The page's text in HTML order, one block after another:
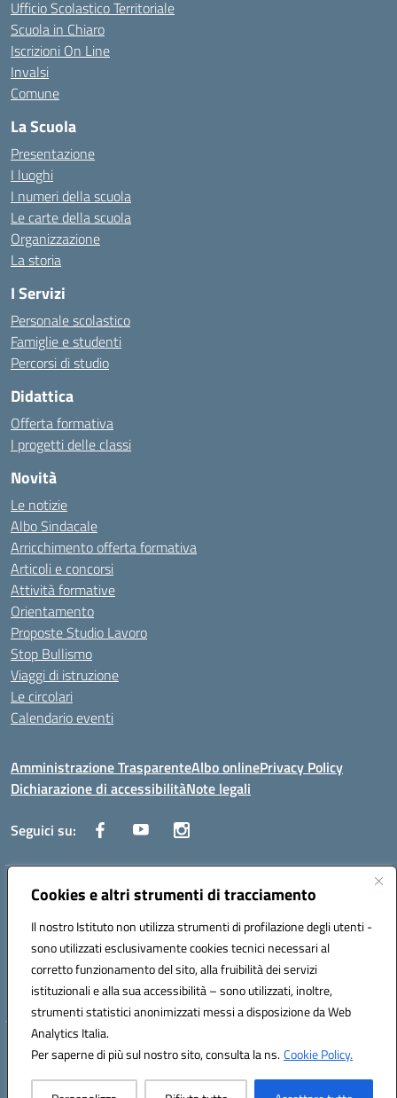
Cookies e altri strumenti di tracciamento
Il nostro Istituto non utilizza strumenti di profilazione degli utenti -
sono utilizzati esclusivamente cookies tecnici necessari al
corretto funzionamento del sito, alla fruibilità dei servizi
istituzionali e alla sua accessibilità – sono utilizzati, inoltre,
strumenti statistici anonimizzati messi a disposizione da Web
Analytics Italia.
Per saperne di più sul nostro sito, consulta la ns.Cookie Policy.
Ufficio Scolastico Territoriale
Scuola in Chiaro
Iscrizioni On Line
Invalsi
Comune
La Scuola
Presentazione
I luoghi
I numeri della scuola
Le carte della scuola
Organizzazione
La storia
I Servizi
Personale scolastico
Famiglie e studenti
Percorsi di studio
Didattica
Offerta formativa
I progetti delle classi
Novità
Le notizie
Albo Sindacale
Arricchimento offerta formativa
Articoli e concorsi
Attività formative
Orientamento
Proposte Studio Lavoro
Stop Bullismo
Viaggi di istruzione
Le circolari
Calendario eventi
Amministrazione TrasparenteAlbo onlinePrivacy Policy
Dichiarazione di accessibilitàNote legali
Seguici su:
Indirizzo:Corso Fornari, 1 - 70056 Molfetta
Posta elettronica certificata (PEC):BARH04000D@pec.istruzione.it
Codice fiscale: 93249230728
Codice meccanografico: BARH04000D
Hosting & Powered by 3D Solution S.r.l.
Concept & Design by Designers Italia